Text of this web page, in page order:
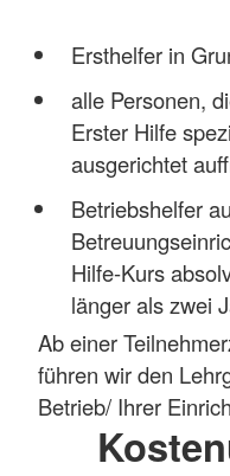
Ersthelfer in
alle Personen,
Erster Hilfe
ausgerichtet
Betriebshelfer
Hilfe-Kurs
länger als zwei
Ab einer
führen wir den
Betrieb/ Ihrer